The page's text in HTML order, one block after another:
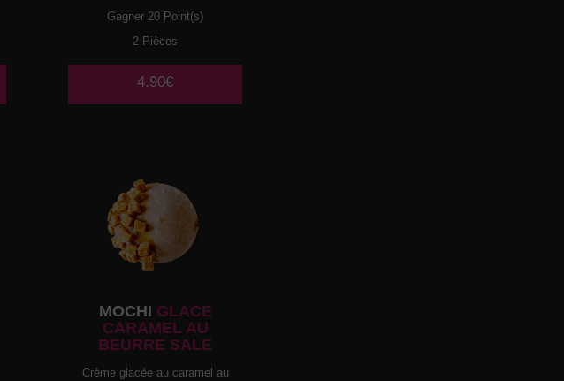
Gagner 20 Point(s)
2 Pièces
4.90€
MOCHI GLACE
CARAMEL AU
BEURRE SALE
Crème glacée au caramel au